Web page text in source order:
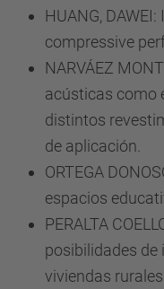
HUANG,
compressive
NARVÁEZ
acústicas como
distintos
de aplicación.
ORTEGA
espacios
PERALTA
posibilidades de
viviendas